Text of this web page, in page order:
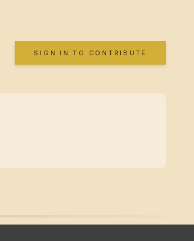
SIGN IN TO CONTRIBUTE